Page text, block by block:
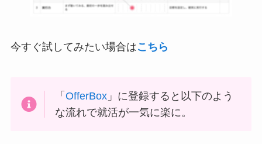
今すぐ試してみたい場合はこちら
「OfferBox 」に登録すると以下のよう
な流れで就活が一気に楽に。